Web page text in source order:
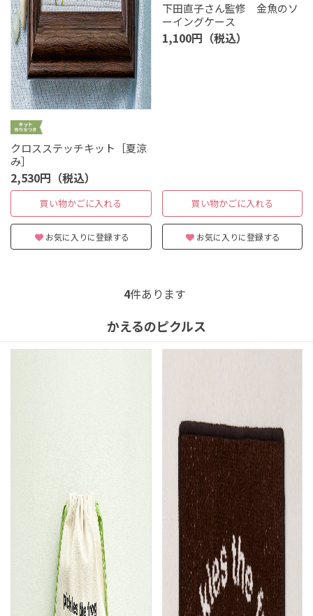
クロスステッチキット［夏涼
み］
2,530円（税込）
買い物かごに入れる
お気に入りに登録する
下田直子さん監修 金魚のソ
ーイングケース
1,100円（税込）
買い物かごに入れる
お気に入りに登録する
4件あります
かえるのピクルス